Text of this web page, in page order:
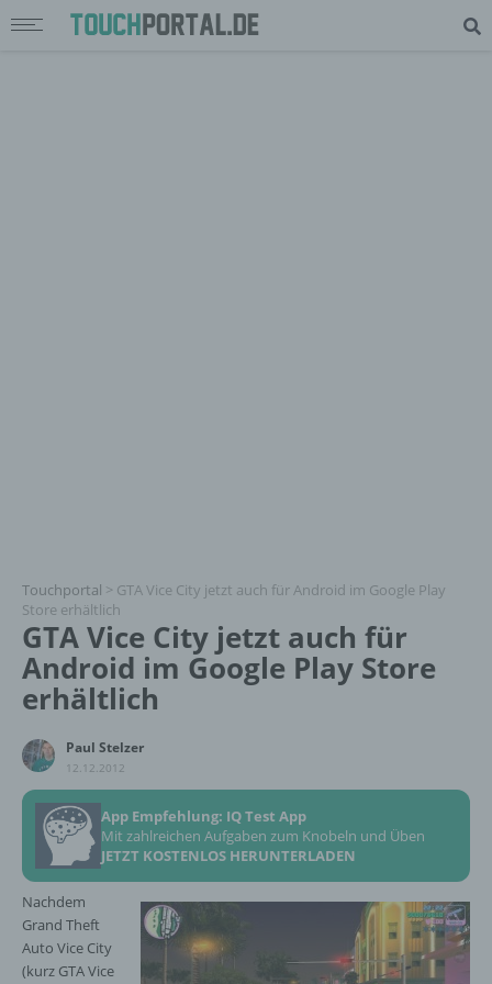
Touchportal > GTA Vice City jetzt auch für Android im Google Play
Store erhältlich
GTA Vice City jetzt auch für
Android im Google Play Store
erhältlich
Paul Stelzer
12.12.2012
App Empfehlung: IQ Test App
Mit zahlreichen Aufgaben zum Knobeln und Üben
JETZT KOSTENLOS HERUNTERLADEN
Nachdem
Grand Theft
Auto Vice City
(kurz GTA Vice